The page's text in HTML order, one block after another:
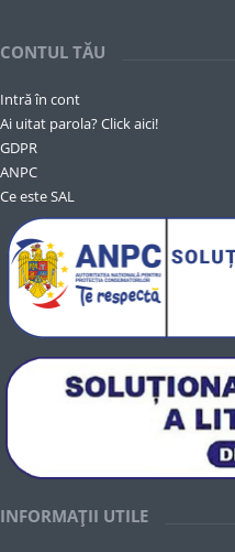
CONTUL TĂU
Intră în cont
Ai uitat parola? Click aici!
GDPR
ANPC
Ce este SAL
INFORMAȚII UTILE